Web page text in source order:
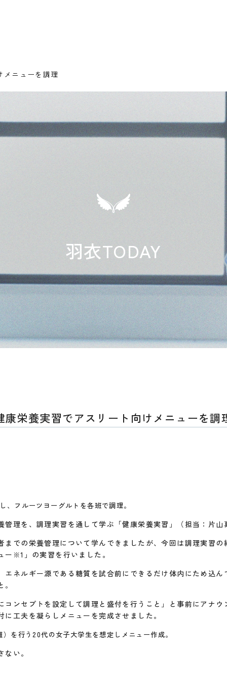
メニューを調理
羽衣TODAY
康栄養実習でアスリート向けメニューを調
、フルーツヨーグルトを各班で調理。
管理を、調理実習を通して学ぶ「健康栄養実習」（担当：片山
までの栄養管理について学んできましたが、今回は調理実習
ー ※1 」の実習を行いました。
エネルギー源である糖質を試合前にできるだけ体内にため込
。
コンセプトを設定して調理と盛付を行うこと」と事前にアナ
に工夫を凝らしメニューを完成させました。
を行う20代の女子大学生を想定しメニュー作成。
い。